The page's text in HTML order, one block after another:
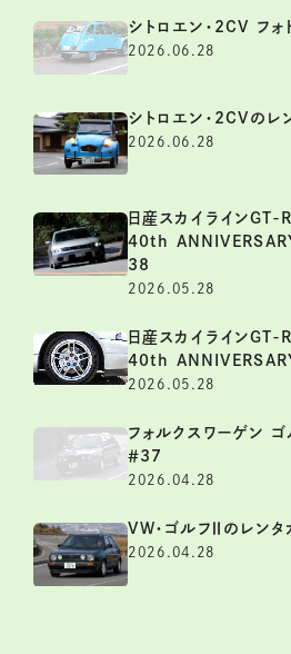
シトロエン・2CV フォ
2026.06.28
シトロエン・2CVの
2026.06.28
日産スカイラインGT-
40th
38
2026.05.28
日産スカイラインGT-
40th ANNIVERSARY
2026.05.28
フォルクスワーゲン ゴ
＃37
2026.04.28
VW・ゴルフⅡのレン
2026.04.28